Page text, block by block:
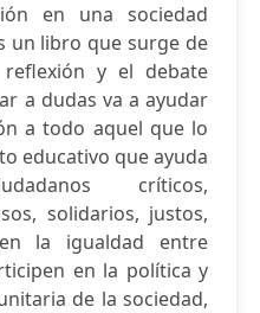
en una sociedad
un libro que surge de
y el debate
a dudas va a ayudar
a todo aquel que lo
educativo que ayuda
críticos,
solidarios, justos,
la igualdad entre
en la política y
de la sociedad,